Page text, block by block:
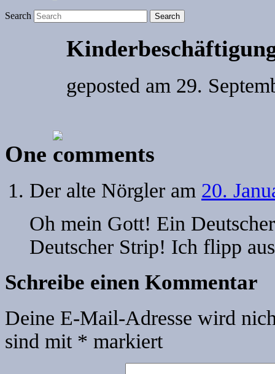
Search
geposted am 29.
One
Der alte Nörgler am 20.
Oh mein Gott! Ein
Deutscher Strip! Ich flipp
Schreibe einen Kommentar
Deine E-Mail-Adresse wird
sind mit * markiert